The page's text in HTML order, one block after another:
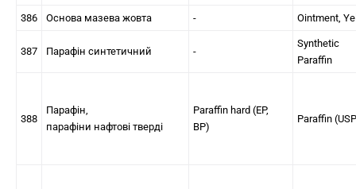
386 Основа мазева жовта - Ointment,
387 Парафін синтетичний -
Synthetic
Paraffin
388
Парафін,
парафіни нафтові тверді
Paraffin hard (EP,
BP)
Paraffin